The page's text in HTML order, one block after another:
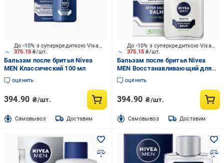
375.15₴/шт.
До -10% з суперкредиткою Visa Вигода
Бальзам после бритья Nivea
MEN Классический 100 мл
оценить
394.90 ₴/шт.
Cамовывоз Доставим
375.15₴/шт.
До -10% з суперкредиткою Visa Вигода
Бальзам после бритья Nivea
MEN Восстанавливающий для
чувствительной кожи 100 мл
оценить
394.90 ₴/шт.
Cамовывоз Доставим